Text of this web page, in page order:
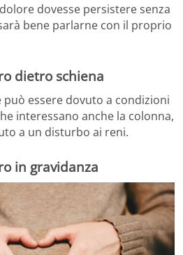
dovesse persistere senza
bene parlarne con il proprio
dietro schiena
essere dovuto a condizioni
interessano anche la colonna,
a un disturbo ai reni.
in gravidanza